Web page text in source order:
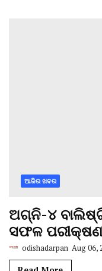
ଆଜିର ଖବର
ଅଗ୍ନି-୪
ସଫଳ ପରୀକ୍ଷଣ
odishadarpan Aug 06,